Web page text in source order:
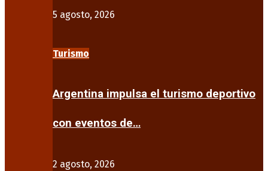
5 agosto, 2026
Turismo
Argentina impulsa el turismo deportivo
con eventos de…
2 agosto, 2026